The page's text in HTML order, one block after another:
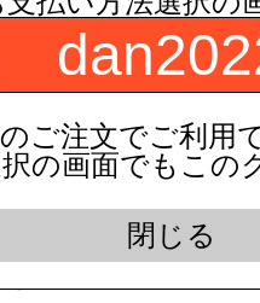
数量
柱
見る
ご注文でご利用
の画面でもこの
閉じる